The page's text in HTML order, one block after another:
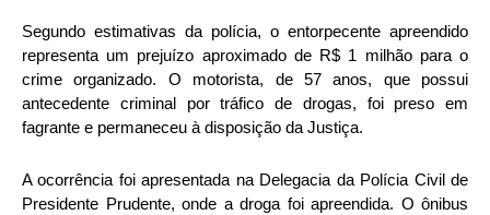
Segundo estimativas da polícia, o entorpecente apreendido
representa um prejuízo aproximado de R$ 1 milhão para o
crime organizado. O motorista, de 57 anos, que possui
antecedente criminal por tráfico de drogas, foi preso em
fagrante e permaneceu à disposição da Justiça.
A ocorrência foi apresentada na Delegacia da Polícia Civil de
Presidente Prudente, onde a droga foi apreendida. O ônibus